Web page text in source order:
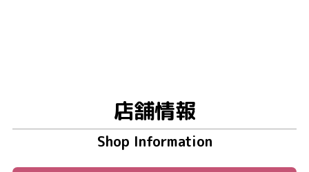
店舗情報
Shop Information